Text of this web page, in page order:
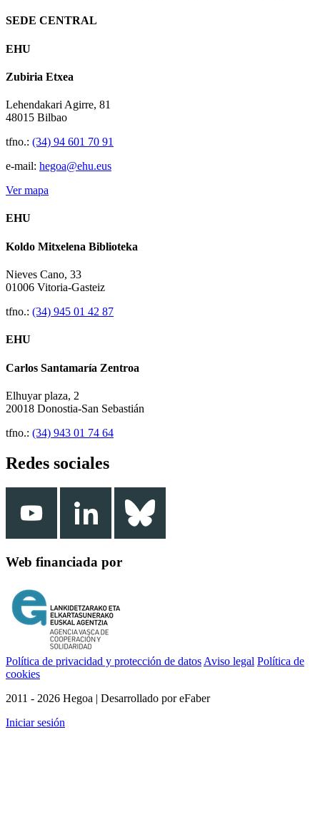
SEDE CENTRAL
EHU
Zubiria Etxea
Lehendakari Agirre, 81
48015 Bilbao
tfno.: (34) 94 601 70 91
e-mail: hegoa@ehu.eus
Ver mapa
EHU
Koldo Mitxelena Biblioteka
Nieves Cano, 33
01006 Vitoria-Gasteiz
tfno.: (34) 945 01 42 87
EHU
Carlos Santamaría Zentroa
Elhuyar plaza, 2
20018 Donostia-San Sebastián
tfno.: (34) 943 01 74 64
Redes sociales
Web financiada por
Política de privacidad y protección de datos Aviso legal Política de
cookies
2011 - 2026 Hegoa | Desarrollado por eFaber
Iniciar sesión